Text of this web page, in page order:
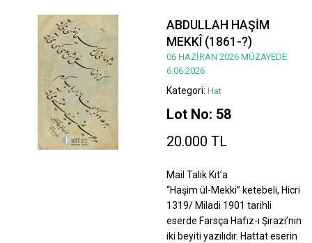
ABDULLAH HAŞİM
MEKKÎ (1861-?)
06 HAZİRAN 2026 MÜZAYEDE
6.06.2026
Kategori: Hat
Lot No: 58
20.000 TL
Mail Talik Kıt’a
“Haşim ül-Mekki” ketebeli, Hicri
1319/ Miladi 1901 tarihli
eserde Farsça Hafız-ı Şirazi’nin
iki beyiti yazılıdır. Hattat eserin